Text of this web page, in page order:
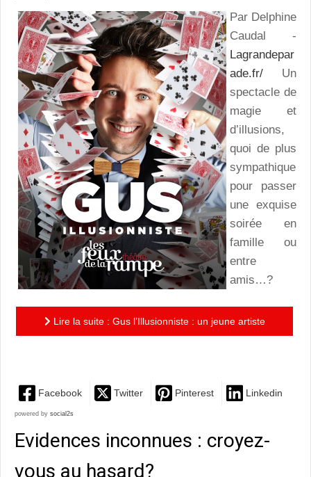
Par Delphine
Caudal -
Lagrandepar
ade.fr/ Un
spectacle de
magie et
d’illusions,
quoi de plus
sympathique
pour passer
une exquise
soirée en
famille ou
entre
amis…?
Lire la suite : Gus l’Illusionniste : un jeune artiste
Facebook Twitter Pinterest Linkedin
powered by social2s
Evidences inconnues : croyez-
vous au hasard?